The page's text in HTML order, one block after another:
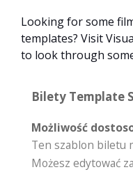
Looking for some
templates? Visit
to look through
Bilety Template
Możliwość
Ten szablon biletu
Możesz edytować